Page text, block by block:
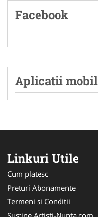
Facebook
Aplicatii mobil
Linkuri Utile
Cum platesc
Preturi Abonamente
Termeni si Conditii
Sustine Artisti-Nunta.com